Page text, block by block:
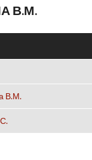
В.М.
В.М.